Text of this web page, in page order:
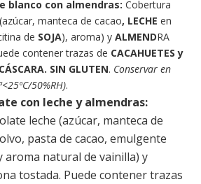
blanco con almendras: Cobertura
manteca de cacao, LECHE en
de SOJA), aroma) y ALMENDRA
contener trazas de CACAHUETES y
SIN GLUTEN. Conservar en
50%RH).
con leche y almendras:
leche (azúcar, manteca de
pasta de cacao, emulgente
aroma natural de vainilla) y
tostada. Puede contener trazas